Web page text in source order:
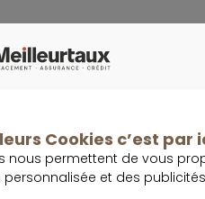
en moins
Cookies c’est par
nous permettent de vous
personnalisée et des